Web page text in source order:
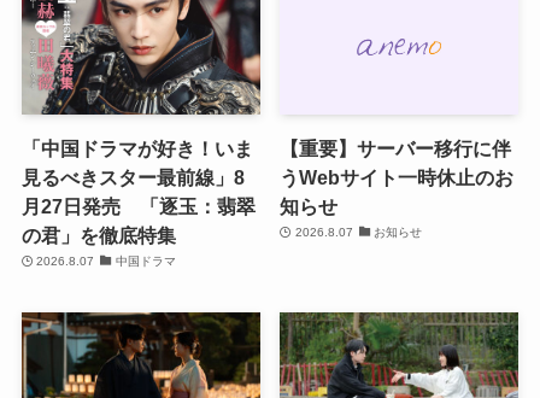
「中国ドラマが好き！いま
見るべきスター最前線」8
月27日発売 「逐玉：翡翠
の君」を徹底特集
2026.8.07 中国ドラマ
【重要】サーバー移行に伴
うWebサイト一時休止のお
知らせ
2026.8.07 お知らせ